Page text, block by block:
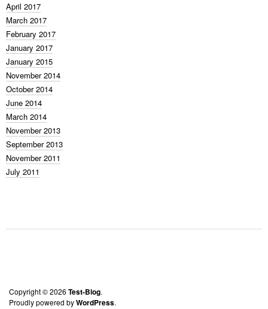
April 2017
March 2017
February 2017
January 2017
January 2015
November 2014
October 2014
June 2014
March 2014
November 2013
September 2013
November 2011
July 2011
Copyright © 2026 Test-Blog
Proudly powered byWordPress